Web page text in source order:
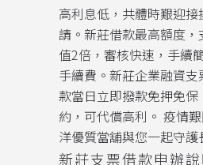
高利息低，共體時艱迎接
請。新莊借款最高額度
值2倍，審核快速，手續
手續費。新莊企業融資
款當日立即撥款免押免保
約，可代償高利。 疫情
洋優質當舖與您一起守護
新莊支票借款申辦